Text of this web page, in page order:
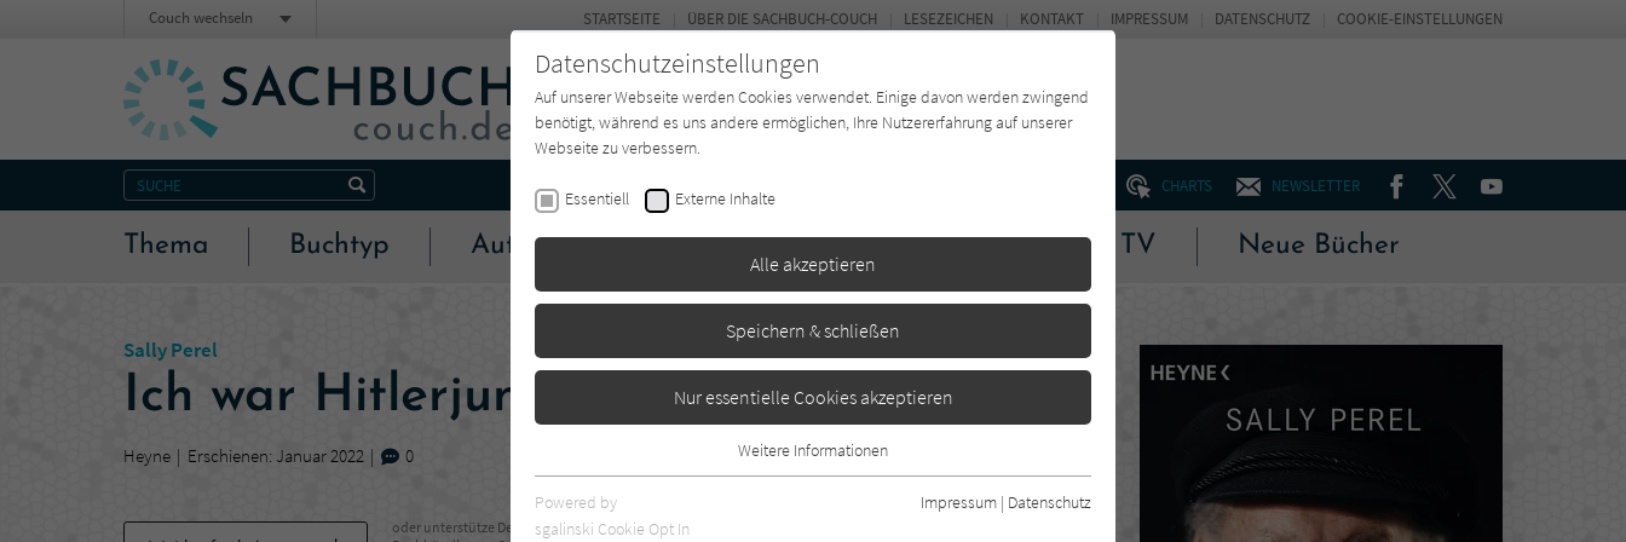
CHARTS NEWSLETTER FACEBOOKTWITTERYOUTUBE
Thema Buchtyp Autor*in Verlage Magazin Kino & TV Neue Bücher
STARTSEITE ÜBER DIE SACHBUCH-COUCH LESEZEICHEN KONTAKT IMPRESSUM DATENSCHUTZ COOKIE-EINSTELLUNGEN
Couch wechseln
Sally Perel
Ich war Hitlerjunge Salomon
Heyne Erschienen: Januar 2022 0
oder unterstütze Deinen
Datenschutzeinstellungen
Auf unserer Webseite werden Cookies verwendet. Einige davon werden zwingend
benötigt, während es uns andere ermöglichen, Ihre Nutzererfahrung auf unserer
Webseite zu verbessern.
Essentiell Externe Inhalte
Alle akzeptieren
Speichern & schließen
Nur essentielle Cookies akzeptieren
Essentielle Cookies werden für grundlegende Funktionen der Webseite
benötigt. Dadurch ist gewährleistet, dass die Webseite einwandfrei
Weitere Informationen
Powered by
sgalinski Cookie Opt In
Impressum | Datenschutz